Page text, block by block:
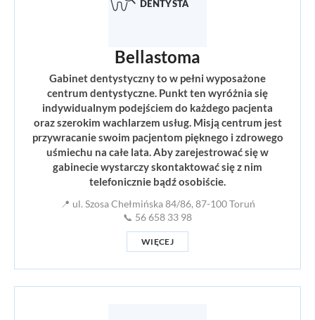
Bellastoma
Gabinet dentystyczny to w pełni wyposażone
centrum dentystyczne. Punkt ten wyróżnia się
indywidualnym podejściem do każdego pacjenta
oraz szerokim wachlarzem usług. Misją centrum jest
przywracanie swoim pacjentom pięknego i zdrowego
uśmiechu na całe lata. Aby zarejestrować się w
gabinecie wystarczy skontaktować się z nim
telefonicznie bądź osobiście.
📍 ul. Szosa Chełmińska 84/86, 87-100 Toruń
📞 56 658 33 98
WIĘCEJ